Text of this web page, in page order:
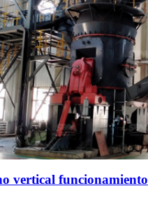
vertical funcionamiento